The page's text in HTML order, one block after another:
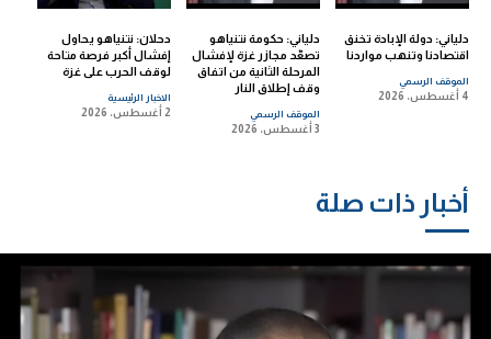
دلياني: دولة الإبادة تخنق
اقتصادنا وتنهب مواردنا
الموقف الرسمي
4 أغسطس، 2026
دلياني: حكومة نتنياهو
تصعّد مجازر غزة لإفشال
المرحلة الثانية من اتفاق
وقف إطلاق النار
الموقف الرسمي
3 أغسطس، 2026
دحلان: نتنياهو يحاول
إفشال أكبر فرصة متاحة
لوقف الحرب على غزة
الاخبار الرئيسية
2 أغسطس، 2026
أخبار ذات صلة